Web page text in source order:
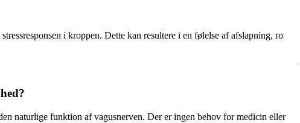
i kroppen. Dette kan resultere i en følelse af afslapning, ro
naturlige funktion af vagusnerven. Der er ingen behov for medicin eller